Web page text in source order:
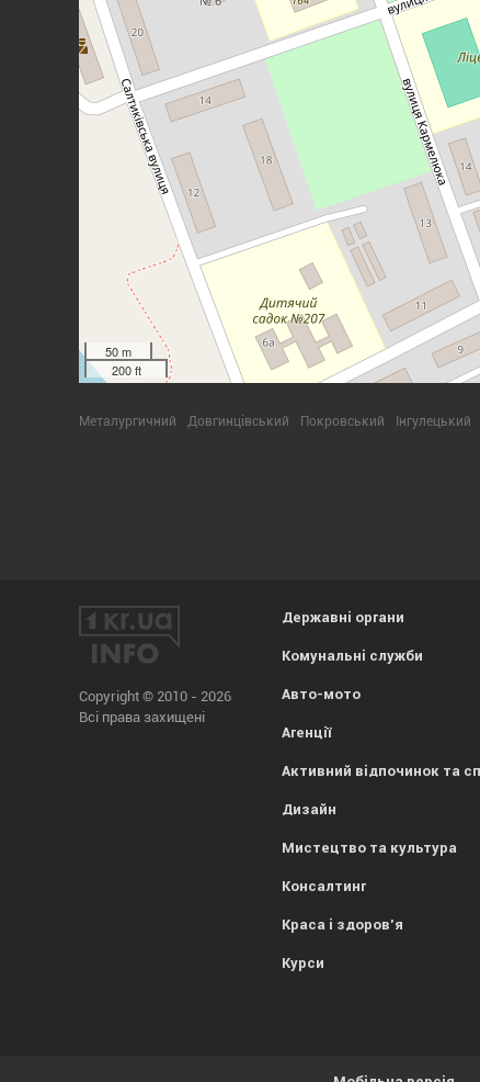
50 m
200 ft
Металургичний Довгинцівський Покровський Інгулецький
Copyright © 2010 - 2026
Всі права захищені
Державні органи
Комунальні служби
Авто-мото
Агенції
Активний відпочинок та
Дизайн
Мистецтво та культура
Консалтинг
Краса і здоров'я
Курси